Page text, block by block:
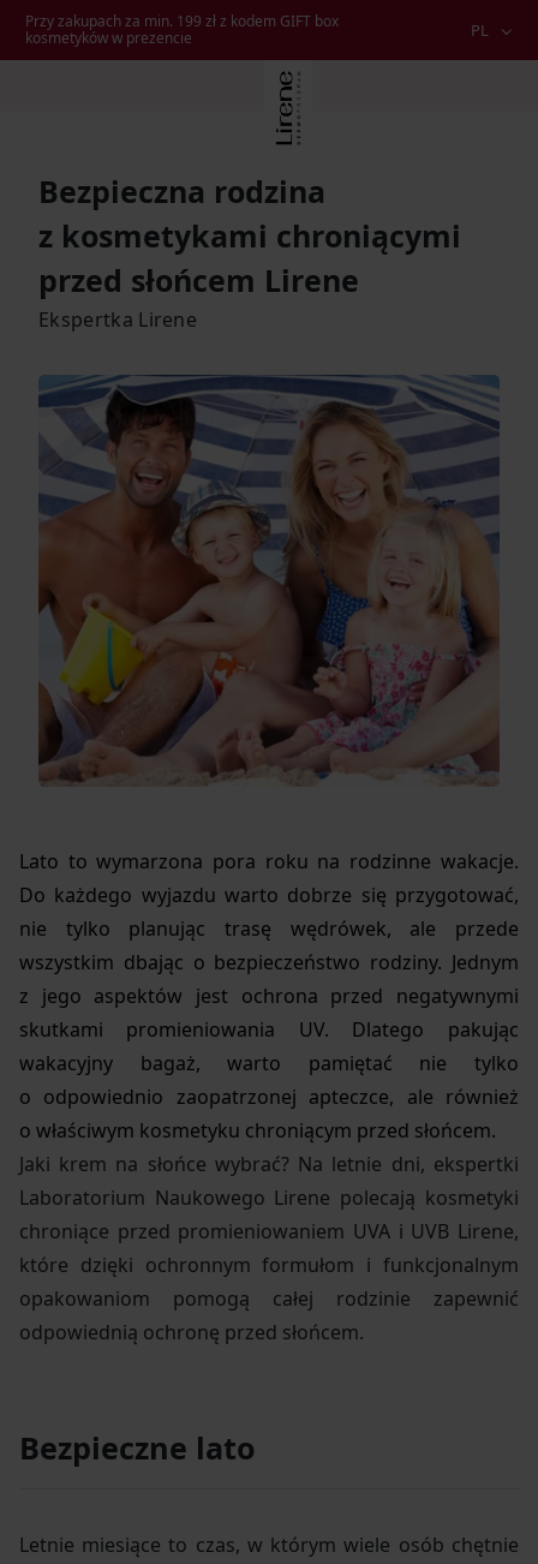
Przy zakupach za min. 199 zł z kodem GIFT box
kosmetyków w prezencie
PL
Bezpieczna rodzina
z kosmetykami chroniącymi
przed słońcem Lirene
Ekspertka Lirene
Lato to wymarzona pora roku na rodzinne wakacje.
Do każdego wyjazdu warto dobrze się przygotować,
nie tylko planując trasę wędrówek, ale przede
wszystkim dbając o bezpieczeństwo rodziny. Jednym
z jego aspektów jest ochrona przed negatywnymi
skutkami promieniowania UV. Dlatego pakując
wakacyjny bagaż, warto pamiętać nie tylko
o odpowiednio zaopatrzonej apteczce, ale również
o właściwym kosmetyku chroniącym przed słońcem.
Jaki krem na słońce wybrać? Na letnie dni, ekspertki
Laboratorium Naukowego Lirene polecają kosmetyki
chroniące przed promieniowaniem UVA i UVB Lirene,
które dzięki ochronnym formułom i funkcjonalnym
opakowaniom pomogą całej rodzinie zapewnić
odpowiednią ochronę przed słońcem.
Bezpieczne lato
Letnie miesiące to czas, w którym wiele osób chętnie